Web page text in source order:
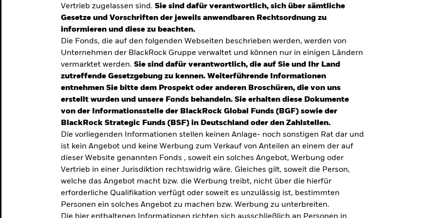
TRENDS & IDEEN
Entdecken Sie unsere
UMFRAGE ZUR ALTERSVORSORGE 2025
Realitätscheck Altersvorsorge. Wie
Vertrieb zugelassen sind. Sie sind dafür verantwortlich, sich über sämtliche
Gesetze und Vorschriften der jeweils anwendbaren Rechtsordnung zu
informieren und diese zu beachten.
Die Fonds, die auf den folgenden Webseiten beschrieben werden, werden von
Unternehmen der BlackRock Gruppe verwaltet und können nur in einigen Ländern
vermarktet werden. Sie sind dafür verantwortlich, die auf Sie und Ihr Land
zutreffende Gesetzgebung zu kennen. Weiterführende Informationen
entnehmen Sie bitte dem Prospekt oder anderen Broschüren, die von uns
erstellt wurden und unsere Fonds behandeln. Sie erhalten diese Dokumente
von der Informationsstelle der BlackRock Global Funds (BGF) sowie der
BlackRock Strategic Funds (BSF) in Deutschland oder den Zahlstellen.
Die vorliegenden Informationen stellen keinen Anlage- noch sonstigen Rat dar und
ist kein Angebot und keine Werbung zum Verkauf von Anteilen an einem der auf
dieser Website genannten Fonds , soweit ein solches Angebot, Werbung oder
Vertrieb in einer Jurisdiktion rechtswidrig wäre. Gleiches gilt, soweit die Person,
welche das Angebot macht bzw. die Werbung treibt, nicht über die hierfür
erforderliche Qualifikation verfügt oder soweit es unzulässig ist, bestimmten
Personen ein solches Angebot zu machen bzw. Werbung zu unterbreiten.